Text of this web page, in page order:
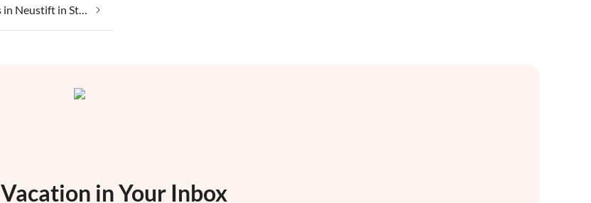
Weekend Wellness in Neustift in Stubaital
Vacation in Your Inbox